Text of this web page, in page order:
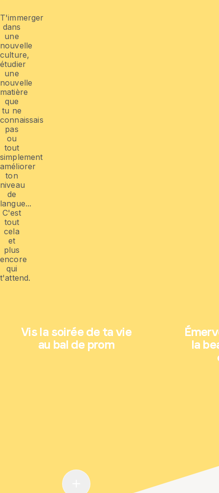
T'immerger
dans
une
nouvelle
culture,
étudier
une
nouvelle
matière
que
tu ne
connaissais
pas
ou
tout
simplement
améliorer
ton
niveau
de
langue...
C'est
tout
cela
et
plus
encore
qui
t'attend.
Vis la soirée de ta vie
au bal de prom
la